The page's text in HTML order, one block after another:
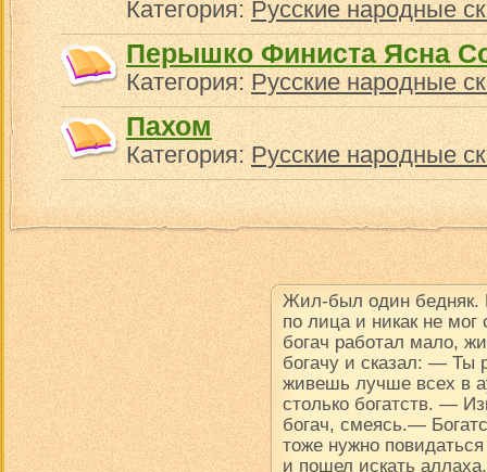
Категория:Русские народные
Перышко Финиста Ясна
Категория:Русские народные
Пахом
Категория:Русские народные
Жил-был один бедняк.
по лица и никак не
богач работал мало,
богачу и сказал: — Ты
живешь лучше всех в
столько богатств. —
богач, смеясь.—
тоже нужно
и пошел искать